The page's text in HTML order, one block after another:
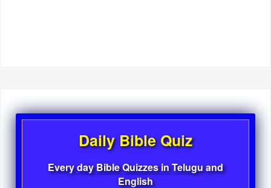
Daily Bible Quiz
Every day Bible Quizzes in Telugu and
English